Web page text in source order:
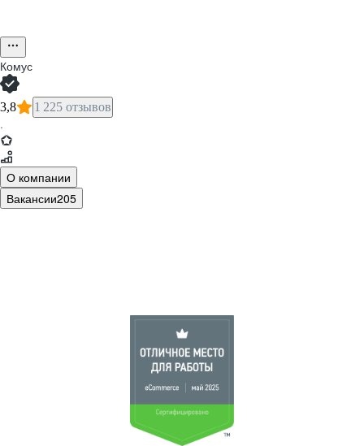
Комус
3,8 1 225 отзывов
·
О компании
Вакансии205